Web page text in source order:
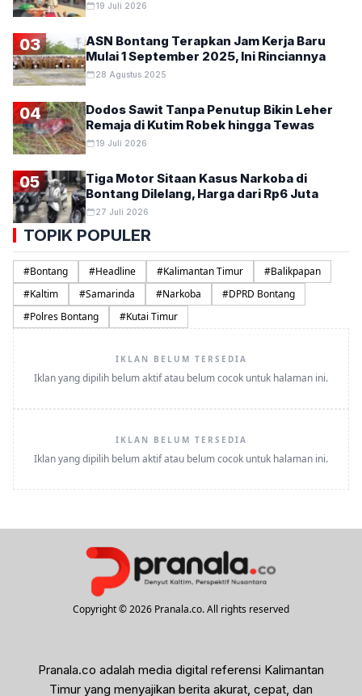
19 Juli 2026
03
ASN Bontang Terapkan Jam Kerja Baru
Mulai 1 September 2025, Ini Rinciannya
28 Agustus 2025
04
Dodos Sawit Tanpa Penutup Bikin Leher
Remaja di Kutim Robek hingga Tewas
19 Juli 2026
05
Tiga Motor Sitaan Kasus Narkoba di
Bontang Dilelang, Harga dari Rp6 Juta
27 Juli 2026
TOPIK POPULER
#Bontang #Headline #Kalimantan Timur #Balikpapan
#Kaltim #Samarinda #Narkoba #DPRD Bontang
#Polres Bontang #Kutai Timur
IKLAN BELUM TERSEDIA
Iklan yang dipilih belum aktif atau belum cocok untuk halaman ini.
IKLAN BELUM TERSEDIA
Iklan yang dipilih belum aktif atau belum cocok untuk halaman ini.
Copyright © 2026 Pranala.co. All rights reserved
Pranala.co adalah media digital referensi Kalimantan
Timur yang menyajikan berita akurat, cepat, dan